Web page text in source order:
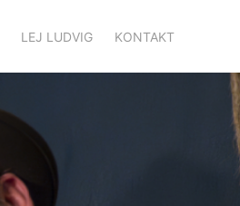
LEJ LUDVIG KONTAKT